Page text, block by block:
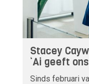
Stacey
‘Ai geeft
Sinds februari